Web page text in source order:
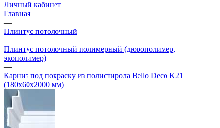
Личный кабинет
Главная
—
Плинтус потолочный
—
Плинтус потолочный полимерный (дюрополимер,
экополимер)
—
Карниз под покраску из полистирола Bello Deco K21
(180х60х2000 мм)